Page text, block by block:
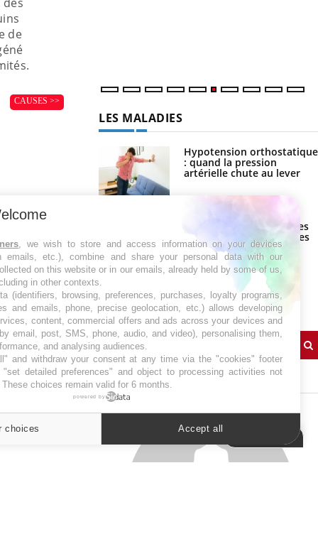
de
CAUSES >>
: quand la pression
artérielle chute au lever
Drépanocytose : une
rouges aux conséquences
Maladie de Charcot
(Sclérose latérale
amyotrophique)
J'AI MAL
, we wish to store and access information on your devices
emails, etc.), combine and share your personal data with our
on this website or in our emails, already held by some of us,
in other contexts.
(identifiers, browsing, preferences, purchases, loyalty programs,
and emails, phone, precise geolocation, etc.) allows developing
content, commercial offers and ads across your devices and
email, post, SMS, phone, audio, and video), personalising them,
and analysing audiences.
and withdraw your consent at any time via the "cookies" footer
detailed preferences" and object to processing activities not
choices remain valid for 6 months.
powered by
choices Accept all